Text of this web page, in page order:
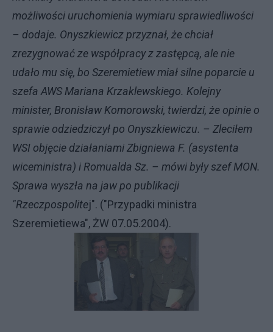
możliwości uruchomienia wymiaru sprawiedliwości
– dodaje. Onyszkiewicz przyznał, że chciał
zrezygnować ze współpracy z zastępcą, ale nie
udało mu się, bo Szeremietiew miał silne poparcie u
szefa AWS Mariana Krzaklewskiego. Kolejny
minister, Bronisław Komorowski, twierdzi, że opinie o
sprawie odziedziczył po Onyszkiewiczu. – Zleciłem
WSI objęcie działaniami Zbigniewa F. (asystenta
wiceministra) i Romualda Sz. – mówi były szef MON.
Sprawa wyszła na jaw po publikacji
"Rzeczpospolitej". ("Przypadki ministra
Szeremietiewa", ŻW 07.05.2004).